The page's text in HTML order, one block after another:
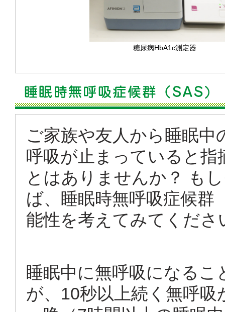
糖尿病HbA1c測定器
ご家族や友人から睡眠中
呼吸が止まっていると指
とはありませんか？ も
ば、睡眠時無呼吸症候群
能性を考えてみてくださ
睡眠中に無呼吸になる
が、10秒以上続く無呼吸